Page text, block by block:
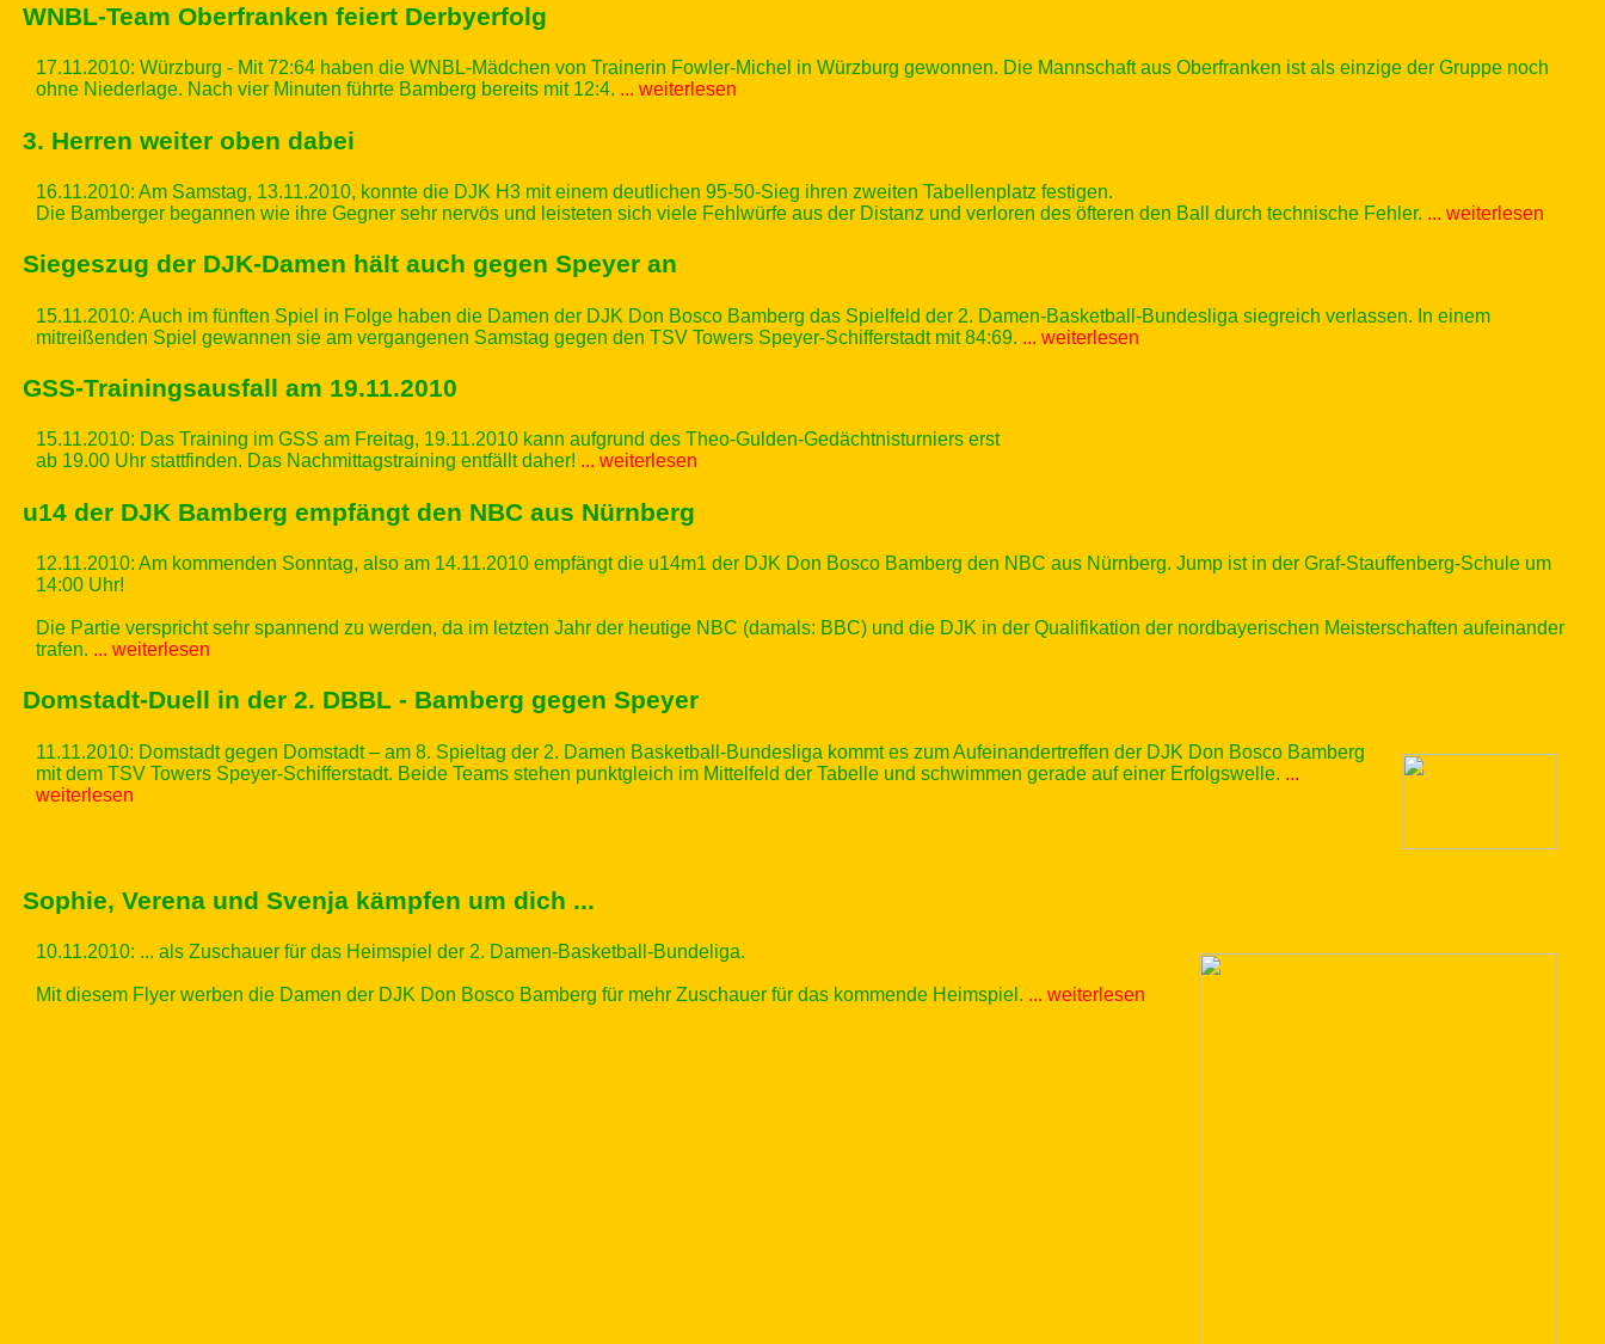
WNBL-Team Oberfranken feiert Derbyerfolg
17.11.2010: Würzburg - Mit 72:64 haben die WNBL-Mädchen von Trainerin Fowler-Michel in Würzburg gewonnen. Die Mannschaft aus Oberfranken ist als einzige der Gruppe noch
ohne Niederlage. Nach vier Minuten führte Bamberg bereits mit 12:4. ... weiterlesen
3. Herren weiter oben dabei
16.11.2010: Am Samstag, 13.11.2010, konnte die DJK H3 mit einem deutlichen 95-50-Sieg ihren zweiten Tabellenplatz festigen.
Die Bamberger begannen wie ihre Gegner sehr nervös und leisteten sich viele Fehlwürfe aus der Distanz und verloren des öfteren den Ball durch technische Fehler. ... weiterlesen
Siegeszug der DJK-Damen hält auch gegen Speyer an
15.11.2010: Auch im fünften Spiel in Folge haben die Damen der DJK Don Bosco Bamberg das Spielfeld der 2. Damen-Basketball-Bundesliga siegreich verlassen. In einem
mitreißenden Spiel gewannen sie am vergangenen Samstag gegen den TSV Towers Speyer-Schifferstadt mit 84:69. ... weiterlesen
GSS-Trainingsausfall am 19.11.2010
15.11.2010: Das Training im GSS am Freitag, 19.11.2010 kann aufgrund des Theo-Gulden-Gedächtnisturniers erst
ab 19.00 Uhr stattfinden. Das Nachmittagstraining entfällt daher! ... weiterlesen
u14 der DJK Bamberg empfängt den NBC aus Nürnberg
12.11.2010: Am kommenden Sonntag, also am 14.11.2010 empfängt die u14m1 der DJK Don Bosco Bamberg den NBC aus Nürnberg. Jump ist in der Graf-Stauffenberg-Schule um
14:00 Uhr!
Die Partie verspricht sehr spannend zu werden, da im letzten Jahr der heutige NBC (damals: BBC) und die DJK in der Qualifikation der nordbayerischen Meisterschaften aufeinander
trafen. ... weiterlesen
Domstadt-Duell in der 2. DBBL - Bamberg gegen Speyer
11.11.2010: Domstadt gegen Domstadt – am 8. Spieltag der 2. Damen Basketball-Bundesliga kommt es zum Aufeinandertreffen der DJK Don Bosco Bamberg
mit dem TSV Towers Speyer-Schifferstadt. Beide Teams stehen punktgleich im Mittelfeld der Tabelle und schwimmen gerade auf einer Erfolgswelle. ...
weiterlesen
Sophie, Verena und Svenja kämpfen um dich ...
10.11.2010: ... als Zuschauer für das Heimspiel der 2. Damen-Basketball-Bundeliga.
Mit diesem Flyer werben die Damen der DJK Don Bosco Bamberg für mehr Zuschauer für das kommende Heimspiel. ... weiterlesen